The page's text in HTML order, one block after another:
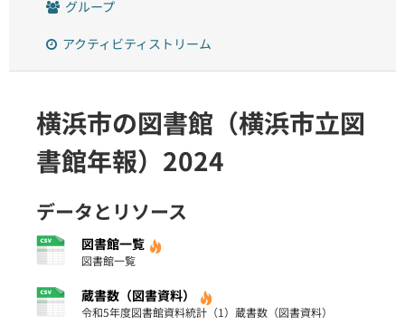
グループ
アクティビティストリーム
横浜市の図書館（横浜市立図
書館年報）2024
データとリソース
図書館一覧
図書館一覧
蔵書数（図書資料）
令和5年度図書館資料統計（1）蔵書数（図書資料）